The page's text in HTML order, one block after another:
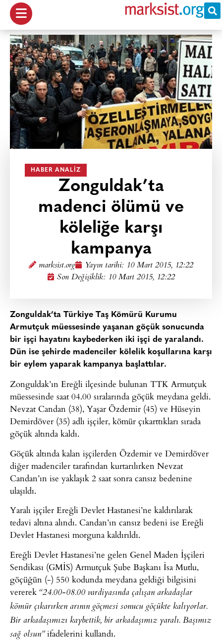
HABER ANALIZ
Zonguldak’ta
madenci ölümü ve
köleliğe karşı
kampanya
marksist.org Yayın tarihi: 10 Mart 2015, 12:22
Son Değişiklik: 10 Mart 2015, 12:22
Zonguldak’ta Türkiye Taş Kömürü Kurumu
Armutçuk müessesinde yaşanan göçük sonucunda
bir işçi hayatını kaybederken iki işçi de yaralandı.
Dün ise şehirde madenciler kölelik koşullarına karşı
bir eylem yaparak kampanya başlattılar.
Zonguldak’ın Ereğli ilçesinde bulunan TTK Armutçuk
müessesinde saat 04.00 sıralarında göçük meydana geldi.
Nevzat Candan (38), Yaşar Özdemir (45) ve Hüseyin
Demirdöver (35) adlı işçiler, kömür çıkarttıkları sırada
göçük altında kaldı.
Göçük altında kalan işçilerden Özdemir ve Demirdöver
diğer madenciler tarafından kurtarılırken Nevzat
Candan’ın ise yaklaşık 2 saat sonra cansız bedenine
ulaşıldı.
Yaralı işçiler Ereğli Devlet Hastanesi’ne kaldırılarak
tedavi altına alındı. Candan’ın cansız bedeni ise Ereğli
Devlet Hastanesi morguna kaldırıldı.
Ereğli Devlet Hastanesi’ne gelen Genel Maden İşçileri
Sendikası (GMİS) Armutçuk Şube Başkanı İsa Mutlu,
göçüğün (-) 550 kodunda meydana geldiği bilgisini
vererek “24.00-08.00 vardiyasında çalışan arkadaşlar
kömür çıkarırken arının göçmesi sonucu göçükte kalıyorlar.
Bir arkadaşımızı kaybettik, bir arkadaşımız yaralı. Başımız
sağ olsun”ifadelerini kullandı.